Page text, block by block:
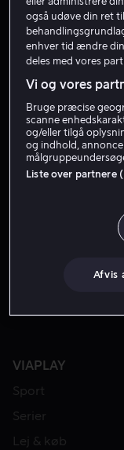
VIAPLAY
Sport
Serier
Lej & køb
også udøve din ret
enhver tid ændre
deles med vores
Vi og vores
Bruge præcise
scanne
og/eller tilgå
og indhold,
Liste over partnere
Afvis